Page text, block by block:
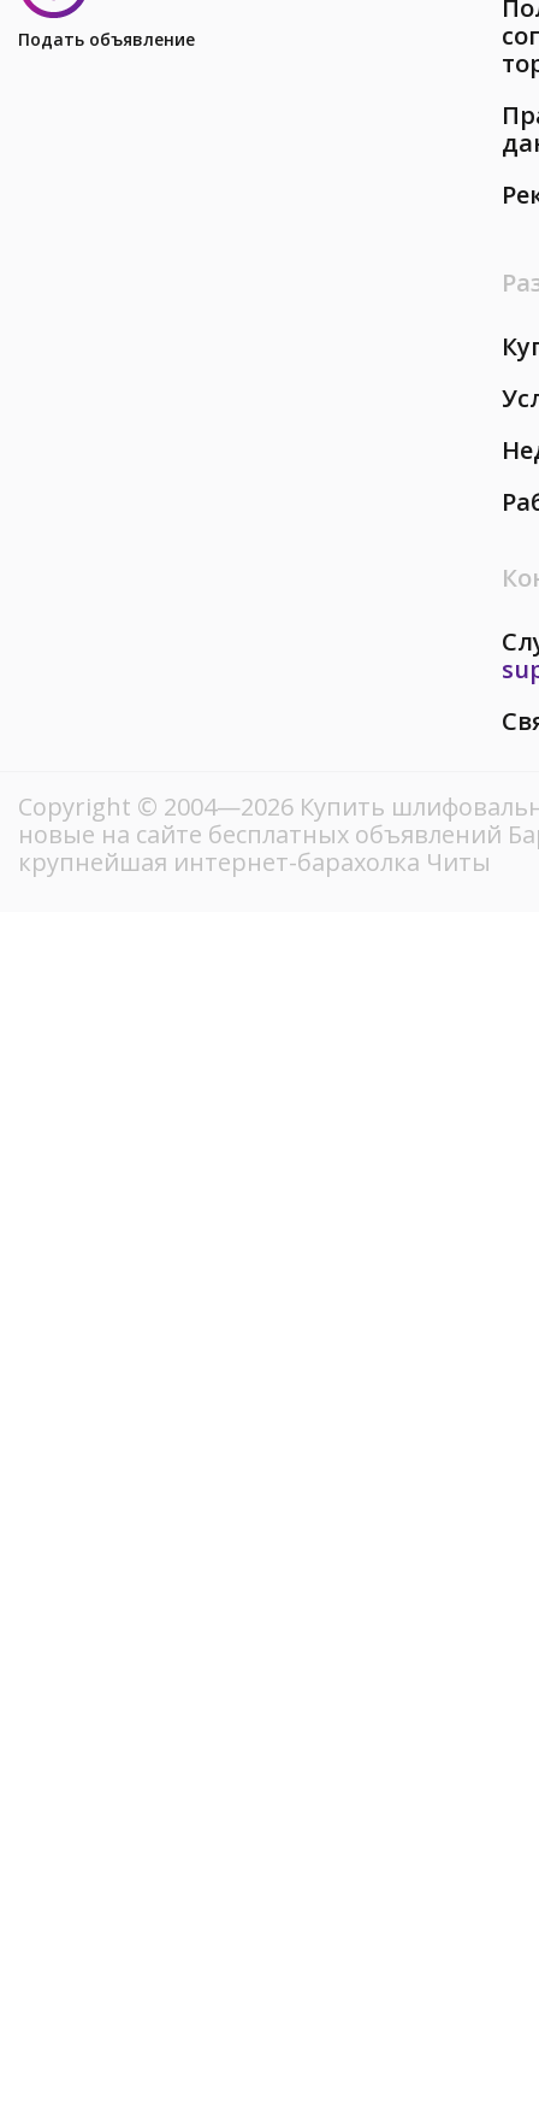
Подать объявление
Copyright © 2004—2026 Купить
новые на сайте бесплатных объявлений
крупнейшая интернет-барахолка Читы